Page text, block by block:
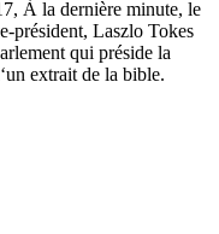
À la dernière minute, le
président, Laszlo Tokes
qui préside la
extrait de la bible.